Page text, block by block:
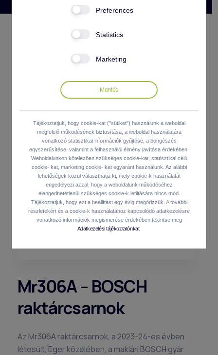
Preferences
Statistics
Marketing
Tájékoztatjuk, hogy cookie-kat ("sütiket") használunk a weboldal
megfelelő működésének biztosítása, a weboldal használatára
vonatkozó statisztikai információk gyűjtése, a böngészés
egyszerűsítése, valamint a felhasználói élmény javítása érdekében.
Weboldalunkon kötelezően szükséges cookie-kat, statisztikai célú
cookie- kat, marketing cookie- kat egyaránt használunk. Az alábbi
lehetőségek közül választhatja ki, mely cookie-k használatát
engedélyezi azzal, hogy a weboldalunk működéséhez
elengedhetetlenül szükséges cookie-k letiltására nincs mód.
Tájékoztatjuk, hogy ezt a beállítást egy évig megőrizzük. A további
részletekért és a cookie-k használatához kapcsolódó adatkezelésre
vonatkozó információk megismerése érdekében tekintse meg
Adatkezelési tájékoztatónkat.
Mr306A – BOSCH
raktárcsarnok
Az Mr306A raktárcsarnok, a 2023-24-es évben
létesült, Eger közelében, a maklári BOSCH gyár